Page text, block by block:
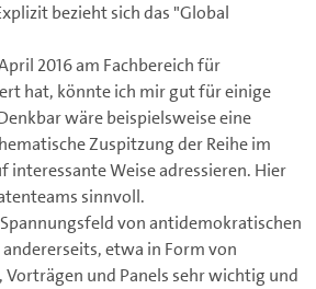
bezieht sich das "Global
2016 am Fachbereich für
hat, könnte ich mir gut für einige
wäre beispielsweise eine
Zuspitzung der Reihe im
interessante Weise adressieren. Hier
sinnvoll.
von antidemokratischen
etwa in Form von
und Panels sehr wichtig und